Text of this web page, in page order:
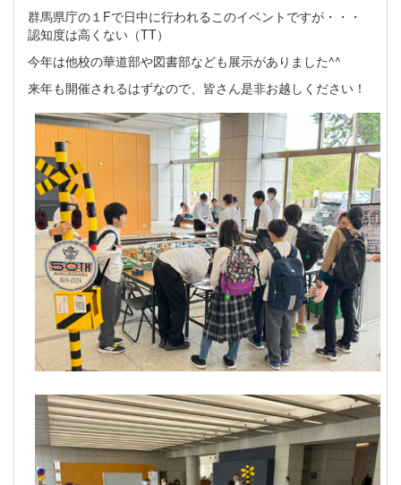
群馬県庁の１Fで日中に行われるこのイベントですが・・・
認知度は高くない（TT）
今年は他校の華道部や図書部なども展示がありました^^
来年も開催されるはずなので、皆さん是非お越しください！